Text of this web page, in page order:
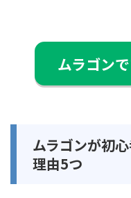
ムラゴン
ムラゴンが初
理由5つ